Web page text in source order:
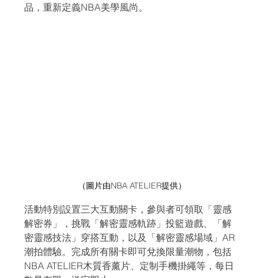
品，重新定義NBA美學風尚。
（圖片由NBA ATELIER提供）
活動特別設置三大互動關卡，參與者可領取「靈感
解密券」，挑戰「解密靈感軌跡」投籃遊戲、「解
密靈感技法」穿搭互動，以及「解密靈感場域」AR
潮拍體驗。完成所有關卡即可兌換限量潮物，包括
NBA ATELIER木質香薰片、定制手機掛繩等，每日